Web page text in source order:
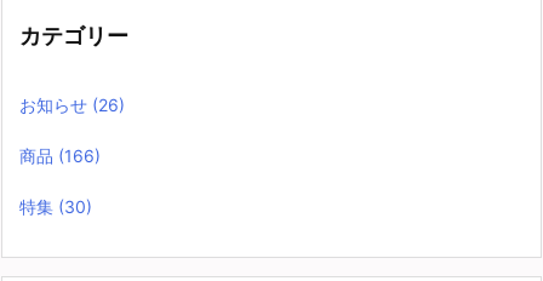
カテゴリー
お知らせ (26)
商品 (166)
特集 (30)